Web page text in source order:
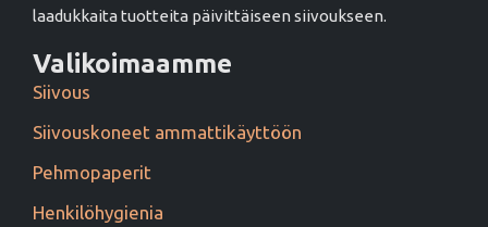
laadukkaita tuotteita päivittäiseen siivoukseen.
Valikoimaamme
Siivous
Siivouskoneet ammattikäyttöön
Pehmopaperit
Henkilöhygienia